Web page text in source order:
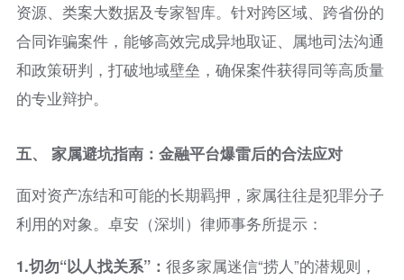
资源、类案大数据及专家智库。针对跨区域、跨省份的
合同诈骗案件，能够高效完成异地取证、属地司法沟通
和政策研判，打破地域壁垒，确保案件获得同等高质量
的专业辩护。
五、 家属避坑指南：金融平台爆雷后的合法应对
面对资产冻结和可能的长期羁押，家属往往是犯罪分子
利用的对象。卓安（深圳）律师事务所提示：
1.切勿“以人找关系”： 很多家属迷信“捞人”的潜规则，